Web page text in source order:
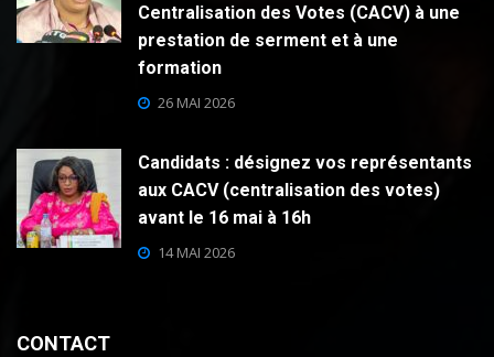
Centralisation des Votes (CACV) à une
prestation de serment et à une
formation
26 MAI 2026
Candidats : désignez vos représentants
aux CACV (centralisation des votes)
avant le 16 mai à 16h
14 MAI 2026
CONTACT